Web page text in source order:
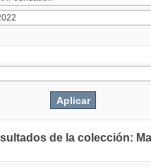
de la colección: